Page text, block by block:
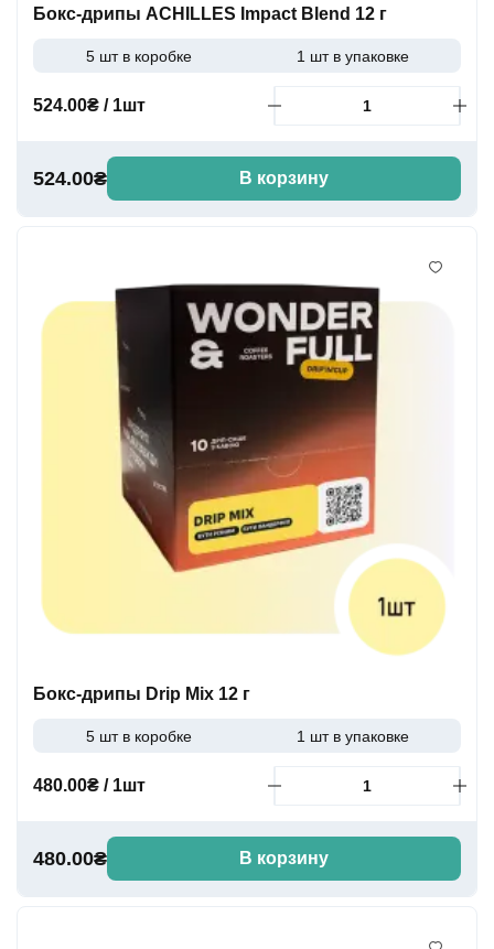
Бокс-дрипы ACHILLES Impact Blend 12 г
5 шт в коробке 1 шт в упаковке
524.00₴ / 1шт
524.00₴ В корзину
Бокс-дрипы Drip Mix 12 г
5 шт в коробке 1 шт в упаковке
480.00₴ / 1шт
480.00₴ В корзину